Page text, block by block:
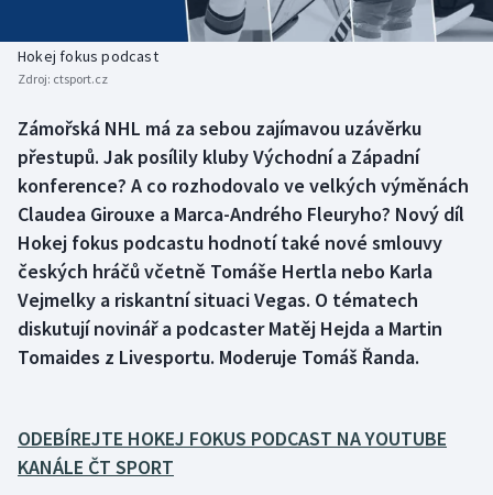
Box
Curling
Dostihy
Florbal
Futsal
Golf
Házená
Hokej fokus podcast
Zdroj: ctsport.cz
Zámořská NHL má za sebou zajímavou uzávěrku
přestupů. Jak posílily kluby Východní a Západní
konference? A co rozhodovalo ve velkých výměnách
Claudea Girouxe a Marca-Andrého Fleuryho? Nový díl
Hokej fokus podcastu hodnotí také nové smlouvy
českých hráčů včetně Tomáše Hertla nebo Karla
Vejmelky a riskantní situaci Vegas. O tématech
diskutují novinář a podcaster Matěj Hejda a Martin
Tomaides z Livesportu. Moderuje Tomáš Řanda.
ODEBÍREJTE HOKEJ FOKUS PODCAST NA YOUTUBE
KANÁLE ČT SPORT